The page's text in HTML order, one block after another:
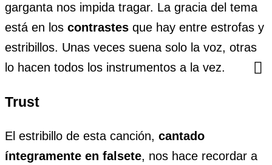
garganta nos impida tragar. La gracia del tema
está en los contrastes que hay entre estrofas y
estribillos. Unas veces suena solo la voz, otras
lo hacen todos los instrumentos a la vez.
Trust
El estribillo de esta canción, cantado
íntegramente en falsete, nos hace recordar a